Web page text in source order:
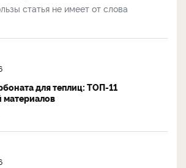
статья не имеет от слова
для теплиц: ТОП-11
материалов